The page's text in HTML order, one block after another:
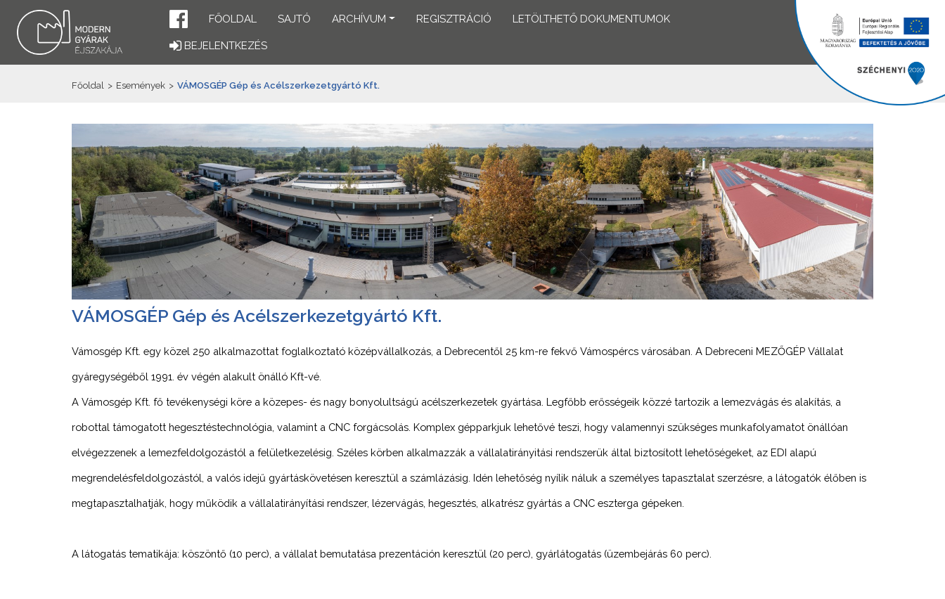
FŐOLDAL SAJTÓ ARCHÍVUM REGISZTRÁCIÓ LETÖLTHETŐ DOKUMENTUMOK
BEJELENTKEZÉS
Főoldal > Események > VÁMOSGÉP Gép és Acélszerkezetgyártó Kft.
VÁMOSGÉP Gép és Acélszerkezetgyártó Kft.
Vámosgép Kft. egy közel 250 alkalmazottat foglalkoztató középvállalkozás, a Debrecentől 25 km-re fekvő Vámospércs városában. A Debreceni MEZŐGÉP Vállalat
gyáregységéből 1991. év végén alakult önálló Kft-vé.
A Vámosgép Kft. fő tevékenységi köre a közepes- és nagy bonyolultságú acélszerkezetek gyártása. Legfőbb erősségeik közzé tartozik a lemezvágás és alakítás, a
robottal támogatott hegesztéstechnológia, valamint a CNC forgácsolás. Komplex gépparkjuk lehetővé teszi, hogy valamennyi szükséges munkafolyamatot önállóan
elvégezzenek a lemezfeldolgozástól a felületkezelésig. Széles körben alkalmazzák a vállalatirányitási rendszerük által biztosított lehetőségeket, az EDI alapú
megrendelésfeldolgozástól, a valós idejű gyártáskövetésen keresztül a számlázásig. Idén lehetőség nyílik náluk a személyes tapasztalat szerzésre, a látogatók élőben is
megtapasztalhatják, hogy működik a vállalatirányítási rendszer, lézervágás, hegesztés, alkatrész gyártás a CNC eszterga gépeken.
A látogatás tematikája: köszöntő (10 perc), a vállalat bemutatása prezentáción keresztül (20 perc), gyárlátogatás (üzembejárás 60 perc).